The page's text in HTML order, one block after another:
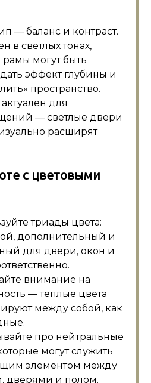
— баланс и контраст.
в светлых тонах,
могут быть
эффект глубины и
пространство.
для
— светлые двери
расширят
с цветовыми
триады цвета:
дополнительный и
для двери, окон и
внимание на
— теплые цвета
между собой, как
про нейтральные
могут служить
элементом между
дверями и полом.